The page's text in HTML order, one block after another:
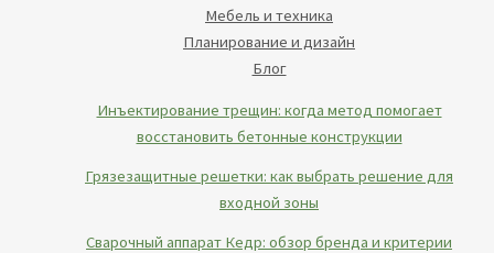
Мебель и техника
Планирование и дизайн
Блог
Инъектирование трещин: когда метод помогает
восстановить бетонные конструкции
Грязезащитные решетки: как выбрать решение для
входной зоны
Сварочный аппарат Кедр: обзор бренда и критерии